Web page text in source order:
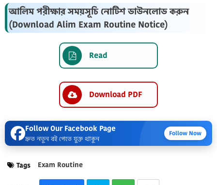
আলিম পরীক্ষার সময়সূচি নোটিশ ডাউনলোড করুন
(Download Alim Exam Routine Notice)
Read
Download PDF
Follow Our Facebook Page
দ্রুত নতুন বই পেতে যুক্ত থাকুন
Follow Now
Tags Exam Routine